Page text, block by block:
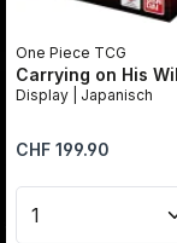
One Piece TCG
Carrying on His
Display | Japanisch
Regulärer Preis:
CHF 199.90
Produkt